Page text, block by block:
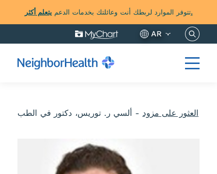
تتوفر الموارد لربطك أنت وعائلتك بخدمات الدعميتعلم أكثر.
AR هنا
العثور على مزود - ألسي ر. توريس، دكتور في الطب